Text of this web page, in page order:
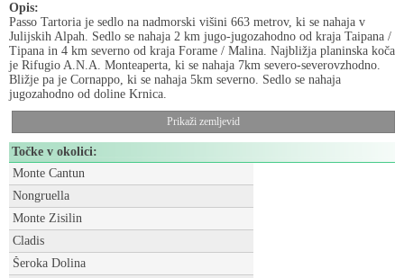
Opis:
Passo Tartoria je sedlo na nadmorski višini 663 metrov, ki se nahaja v
Julijskih Alpah. Sedlo se nahaja 2 km jugo-jugozahodno od kraja Taipana /
Tipana in 4 km severno od kraja Forame / Malina. Najbližja planinska koča
je Rifugio A.N.A. Monteaperta, ki se nahaja 7km severo-severovzhodno.
Bližje pa je Cornappo, ki se nahaja 5km severno. Sedlo se nahaja
jugozahodno od doline Krnica.
Prikaži zemljevid
Točke v okolici:
Monte Cantun
Nongruella
Monte Zisilin
Cladis
Šeroka Dolina